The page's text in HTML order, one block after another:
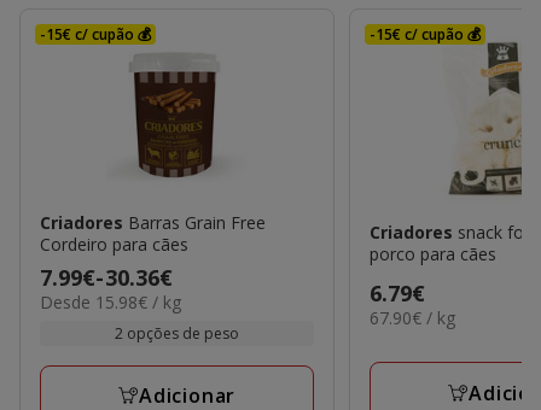
-15€ c/ cupão 💰
Criadores Barras Grain Free
Cordeiro para cães
Preço
de
a
7.99€-30.36€
15.98€
Desde 15.98€ / kg
2 opções de peso
Adicionar
-15€ c/ cupão 💰
Criadores snack
porco para cães
Preço
6.79€
6.79€
67.90€
KG
67.90€ / kg